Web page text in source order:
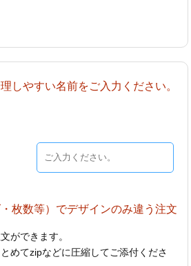
しやすい名前をご入力ください。
枚数等）でデザインのみ違う注文
ができます。
めてzipなどに圧縮してご添付くださ